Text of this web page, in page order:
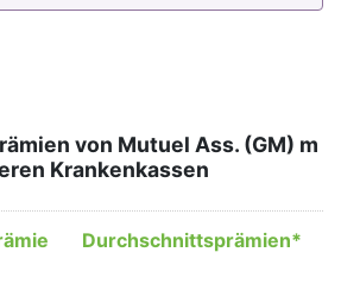
von Mutuel Ass. (GM) m
Krankenkassen
Durchschnittsprämien*